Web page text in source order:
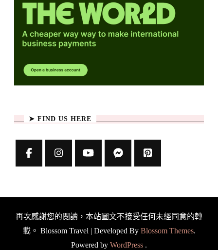
➤ FIND US HERE
再次感謝您的閱讀，本站圖文不接受任何未經同意的轉
載。 Blossom Travel | Developed By Blossom Themes.
Powered by WordPress .